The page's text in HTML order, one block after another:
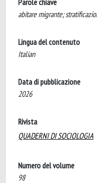
Parole chiave
abitare migrante;
Lingua del contenuto
Italian
Data di pubblicazione
2026
Rivista
QUADERNI DI SOCIOLOGIA
Numero del volume
98